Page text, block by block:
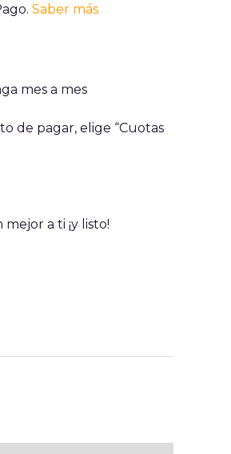
Saber más
mes a mes
de pagar, elige “Cuotas
a ti ¡y listo!